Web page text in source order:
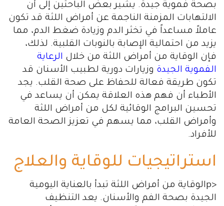
بصحة فموية جيدة. يشير بعض الباحثين إلى أن
الالتهابات المزمنة الناجمة عن أمراض اللثة قد تكون
عاملاً مساعداً في تخثر الدم وزيادة ضغط الدم، مما
يزيد من احتمالية الإصابة بالنوبات القلبية. لذلك،
فإن الوقاية من أمراض اللثة من خلال الرعاية
الفموية الجيدة وزيارات دورية لطبيب الأسنان قد
تكون طريقة فعالة للحفاظ على صحة القلب. يجد
الأطباء أن فهم هذه العلاقة يمكن أن يساعد في
تحسين البرامج الوقائية لكل من أمراض اللثة
وأمراض القلب، مما يسهم في تعزيز الصحة العامة
للأفراد.
استراتيجيات للوقاية والعلاج
<pالوقاية من أمراض اللثة تبدأ بالعناية اليومية
الجيدة بصحة الفم والأسنان. يعد التنظيف